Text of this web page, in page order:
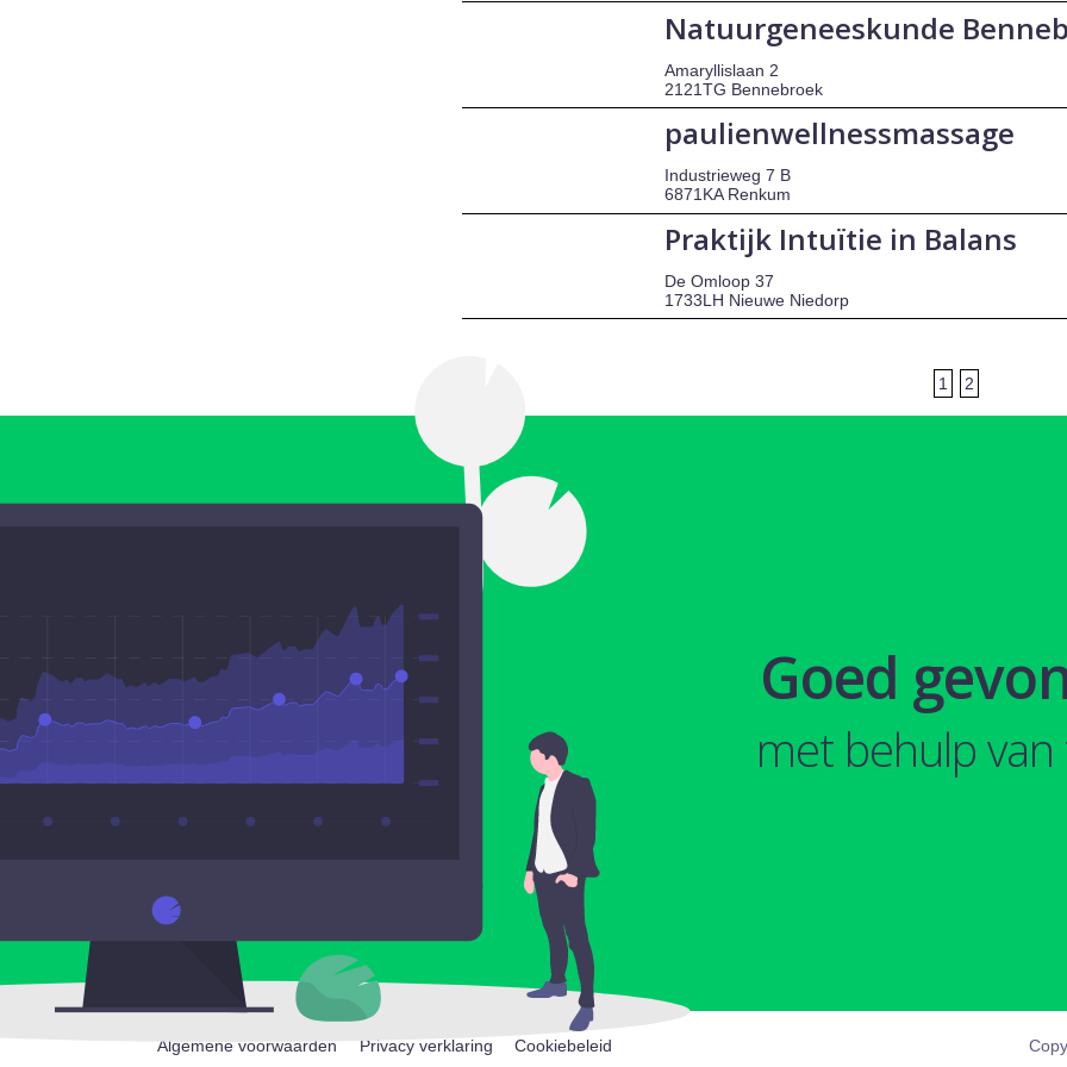
Natuurgeneeskunde
Amaryllislaan 2
2121TG Bennebroek
paulienwellnessmassage
Industrieweg 7 B
6871KA Renkum
Praktijk Intuïtie in Balans
De Omloop 37
1733LH Nieuwe Niedorp
1 2
Goed
met behulp
Algemene voorwaarden Privacy verklaring Cookiebeleid